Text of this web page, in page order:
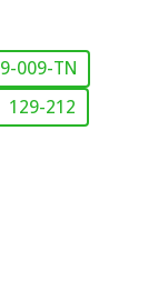
009-TN
129-212